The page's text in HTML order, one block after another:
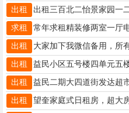
出租
求租 常年求租精装修两室一厅
出租
出租
出租 益民二期大四道街发达超
出租